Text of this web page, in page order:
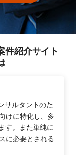
件紹介サイト
サルタントのた
けに特化し、多
す。また単純に
に必要とされる